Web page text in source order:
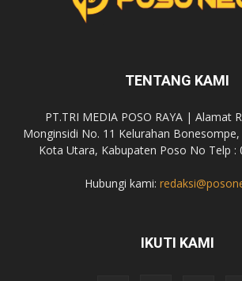
TENTANG KAMI
PT.TRI MEDIA POSO RAYA | Alamat
Monginsidi No. 11 Kelurahan
Kota Utara, Kabupaten Poso No Telp :
Hubungi kami:
IKUTI KAMI